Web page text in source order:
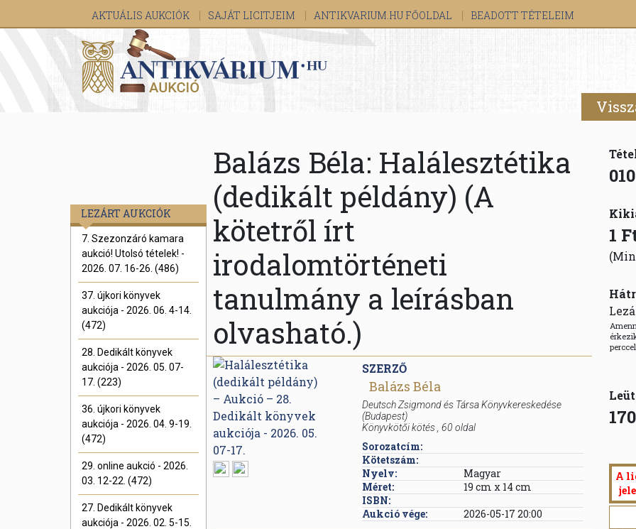
AKTUÁLIS AUKCIÓK SAJÁT LICITJEIM ANTIKVARIUM.HU FŐOLDAL BEADOTT TÉTELEIM
LEZÁRT AUKCIÓK
7. Szezonzáró kamara
aukció! Utolsó tételek! -
2026. 07. 16-26. (486)
37. újkori könyvek
aukciója - 2026. 06. 4-14.
(472)
28. Dedikált könyvek
aukciója - 2026. 05. 07-
17. (223)
36. újkori könyvek
aukciója - 2026. 04. 9-19.
(472)
29. online aukció - 2026.
03. 12-22. (472)
27. Dedikált könyvek
aukciója - 2026. 02. 5-15.
Balázs Béla: Halálesztétika
(dedikált példány) (A
kötetről írt
irodalomtörténeti
tanulmány a leírásban
olvasható.)
SZERZŐ
Balázs Béla
Deutsch Zsigmond és Társa Könyvkereskedése
(Budapest)
Könyvkötői kötés 60 oldal
Sorozatcím:
Kötetszám:
Nyelv:
Magyar
Méret:
19 cm x 14 cm
ISBN:
Aukció vége:
2026-05-17 20:00
010
1
A